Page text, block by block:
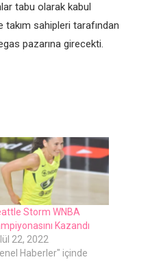
tabu olarak kabul
sahipleri tarafından
pazarına girecekti.
Storm WNBA
Kazandı
22, 2022
Haberler" içinde